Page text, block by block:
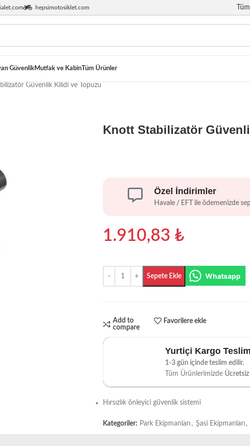
hepsimotosiklet.com
GüvenlikMutfak ve KabinTüm Ürünler
Güvenlik Kilidi ve Topuzu
Knott Stabilizatör
Özel İndirimler
Havale / EFT ile ödemenizde
1.910,83 ₺
Sepete Ekle Whatsapp
Add to
compare
Favorilere ekle
Yurtiçi Kargo
1-3 gün içinde teslim edilir.
Tüm Ürünlerimizde
Hırsızlık önleyici güvenlik sistemi
Kategoriler: Park Ekipmanları , Şasi Ekipmanları ,